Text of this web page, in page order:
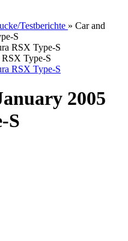
Testberichte » Car and
S
Type-S
2005
S